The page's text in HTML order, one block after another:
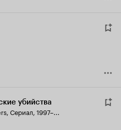
убийства
, Сериал, 1997–...